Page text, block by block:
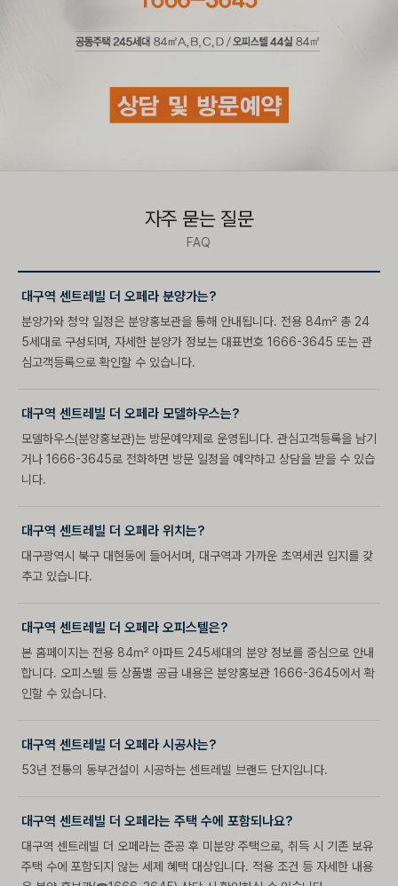
자주 묻는 질문
FAQ
대구역 센트레빌 더 오페라 분양가는?
분양가와 청약 일정은 분양홍보관을 통해 안내됩니다. 전용 84㎡ 총 24
5세대로 구성되며, 자세한 분양가 정보는 대표번호 1666-3645 또는 관
심고객등록으로 확인할 수 있습니다.
대구역 센트레빌 더 오페라 모델하우스는?
모델하우스(분양홍보관)는 방문예약제로 운영됩니다. 관심고객등록을 남기
거나 1666-3645로 전화하면 방문 일정을 예약하고 상담을 받을 수 있습
니다.
대구역 센트레빌 더 오페라 위치는?
대구광역시 북구 대현동에 들어서며, 대구역과 가까운 초역세권 입지를 갖
추고 있습니다.
대구역 센트레빌 더 오페라 오피스텔은?
본 홈페이지는 전용 84㎡ 아파트 245세대의 분양 정보를 중심으로 안내
합니다. 오피스텔 등 상품별 공급 내용은 분양홍보관 1666-3645에서 확
인할 수 있습니다.
대구역 센트레빌 더 오페라 시공사는?
53년 전통의 동부건설이 시공하는 센트레빌 브랜드 단지입니다.
대구역 센트레빌 더 오페라는 주택 수에 포함되나요?
대구역 센트레빌 더 오페라는 준공 후 미분양 주택으로, 취득 시 기존 보유
주택 수에 포함되지 않는 세제 혜택 대상입니다. 적용 조건 등 자세한 내용